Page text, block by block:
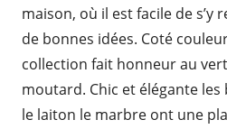
maison, où il est facile de s’y
de bonnes idées. Coté
collection fait honneur au
moutard. Chic et élégante
le laiton le marbre ont une